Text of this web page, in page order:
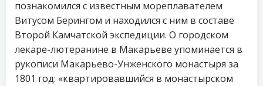
познакомился с известным мореплавателем
Витусом Берингом и находился с ним в составе
Второй Камчатской экспедиции. О городском
лекаре-лютеранине в Макарьеве упоминается в
рукописи Макарьево-Унженского монастыря за
1801 год: «квартировавшийся в монастырском